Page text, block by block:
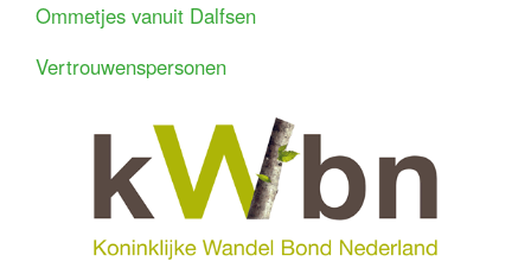
Ommetjes vanuit Dalfsen
Vertrouwenspersonen